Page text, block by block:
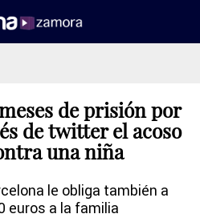
de prisión por
de twitter el acoso
una niña
le obliga también a
euros a la familia